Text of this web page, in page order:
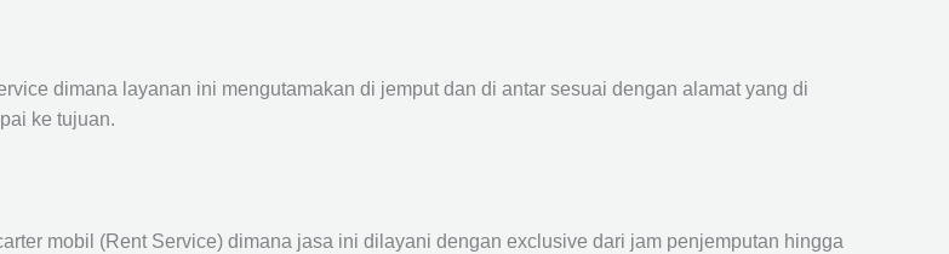
dimana layanan ini mengutamakan di jemput dan di antar sesuai dengan alamat yang di
ke tujuan.
mobil (Rent Service) dimana jasa ini dilayani dengan exclusive dari jam penjemputan hingga